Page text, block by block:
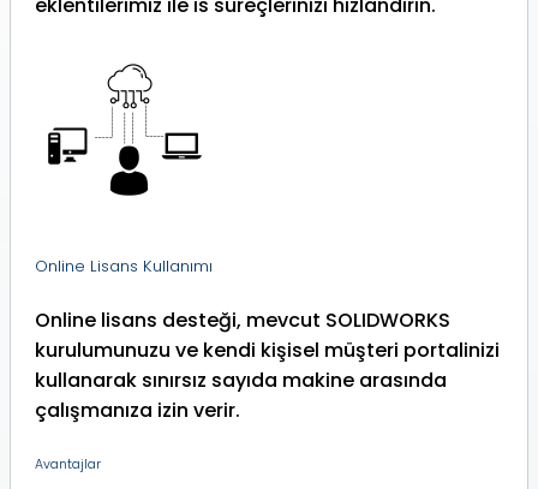
Online Lisans Kullanımı
Online lisans desteği, mevcut SOLIDWORKS
kurulumunuzu ve kendi kişisel müşteri portalinizi
kullanarak sınırsız sayıda makine arasında
çalışmanıza izin verir.
Avantajlar